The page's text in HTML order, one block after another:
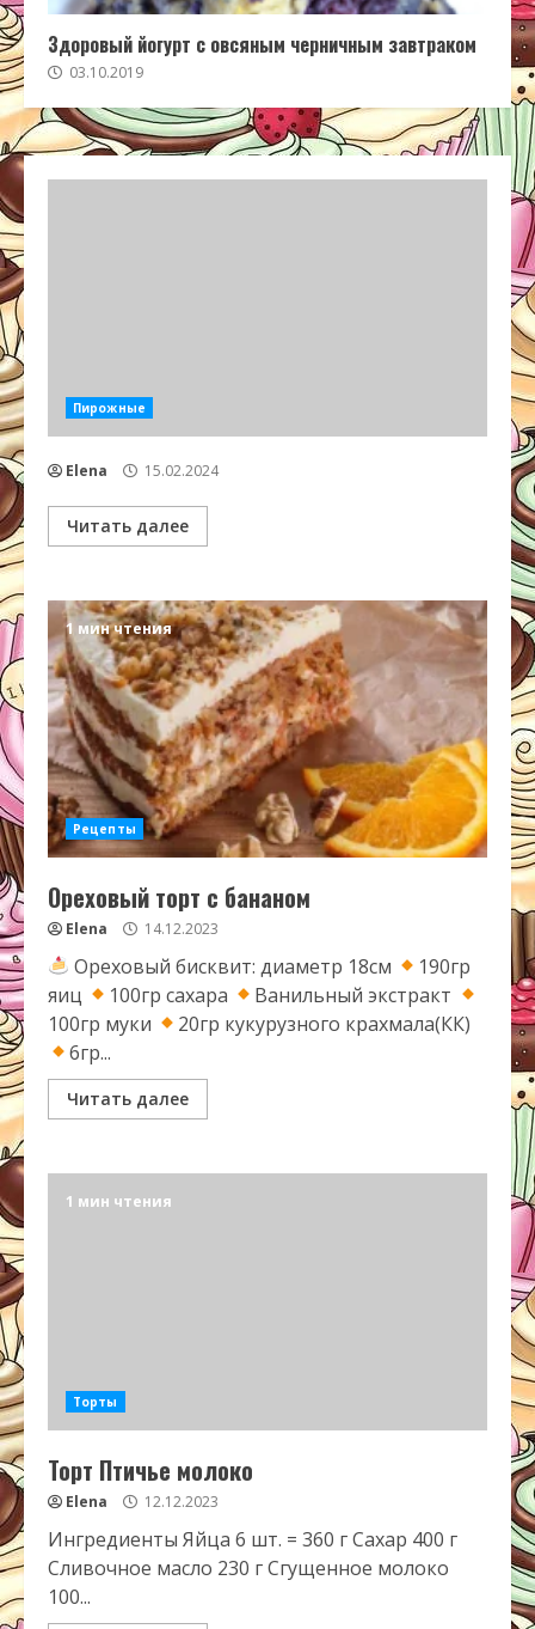
Здоровый йогурт с овсяным черничным завтраком
03.10.2019
Пирожные
Elena 15.02.2024
Читать далее
1 мин чтения
Рецепты
Ореховый торт с бананом
Elena 14.12.2023
Ореховый бисквит: диаметр 18см
190гр
яиц
100гр сахара
Ванильный экстракт
100гр муки
20гр кукурузного крахмала(КК)
6гр...
Читать далее
1 мин чтения
Торты
Торт Птичье молоко
Elena 12.12.2023
Ингредиенты Яйца 6 шт. = 360 г Сахар 400 г
Сливочное масло 230 г Сгущенное молоко
100...